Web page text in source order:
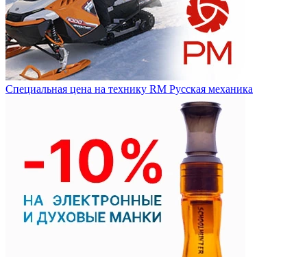
Специальная цена на технику RM Русская механика